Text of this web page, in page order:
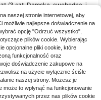
3 szt. Damska, swobodna, jed
czarna/brązowa/ciemnoszar
ciepła, pogrubion
ochronna maska na ocz
do podróży, na zew
jazdy na rowerze, codzienne
dopasowania
,96zł14,00złnajniższa cena
naszej stronie internetowej, aby
możliwie najlepsze doświadczenie na
opcję "Odrzuć wszystko",
plików cookie. Wybierając
opcjonalne pliki cookie, które
funkcjonalność oraz
doświadczenie zakupowe na
na użycie wyłącznie ściśle
naszej strony. Możesz je
może to wpłynąć na funkcjonowanie
przez nas plików cookie